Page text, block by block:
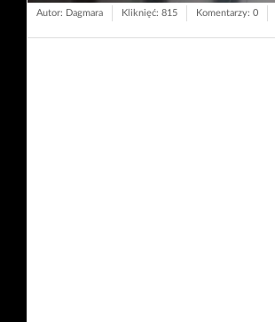
Autor: Dagmara Kliknięć: 815 Komentarzy: 0